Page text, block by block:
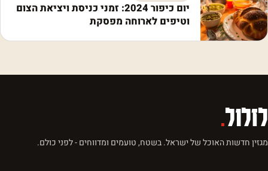
יום כיפור 2024: זמני כניסת ויציאת הצום
וטיפים לארוחה מפסקת
לזלול.
מגזין חדשות האוכל של ישראל. בשטח, טועמים ומדווחים - לפני כולם.